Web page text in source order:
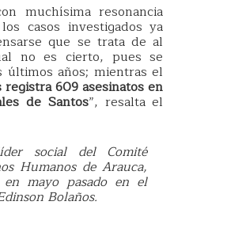
muchísima resonancia
casos investigados ya
que se trata de al
no es cierto, pues se
últimos años; mientras el
609 asesinatos en
de Santos”, resalta el
social del Comité
Humanos de Arauca,
mayo pasado en el
Bolaños.